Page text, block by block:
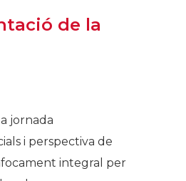
de la
jornada
i perspectiva de
integral per